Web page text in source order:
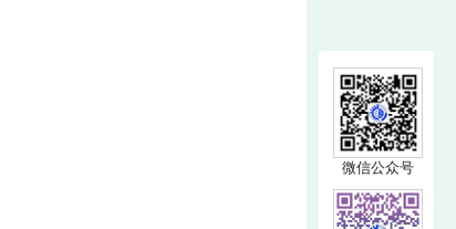
微信公众号